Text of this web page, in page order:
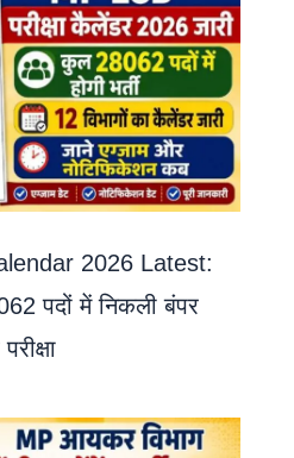
2026 Latest:
पदों में निकली बंपर